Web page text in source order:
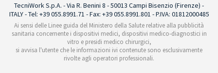
TecniWork S.p.A. - Via R. Benini 8 - 50013 Campi Bisenzio (Firenze) -
ITALY - Tel: +39 055.8991.71 - Fax: +39 055.8991.801 - P.IVA: 01812000485
Ai sensi delle Linee guida del Ministero della Salute relative alla pubblicità
sanitaria concernente i dispositivi medici, dispositivi medico-diagnostici in
vitro e presidi medico chirurgici,
si avvisa l'utente che le informazioni ivi contenute sono esclusivamente
rivolte agli operatori professionali.